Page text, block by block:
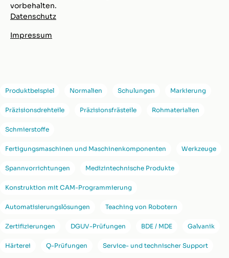
vorbehalten.
Datenschutz
Impressum
Produktbeispiel Normalien Schulungen Markierung
Präzisionsdrehteile Präzisionsfrästeile Rohmaterialien
Schmierstoffe
Fertigungsmaschinen und Maschinenkomponenten Werkzeuge
Spannvorrichtungen Medizintechnische Produkte
Konstruktion mit CAM-Programmierung
Automatisierungslösungen Teaching von Robotern
Zertifizierungen DGUV-Prüfungen BDE / MDE Galvanik
Härterei Q-Prüfungen Service- und technischer Support